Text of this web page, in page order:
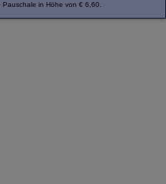
in Höhe von € 6,60.